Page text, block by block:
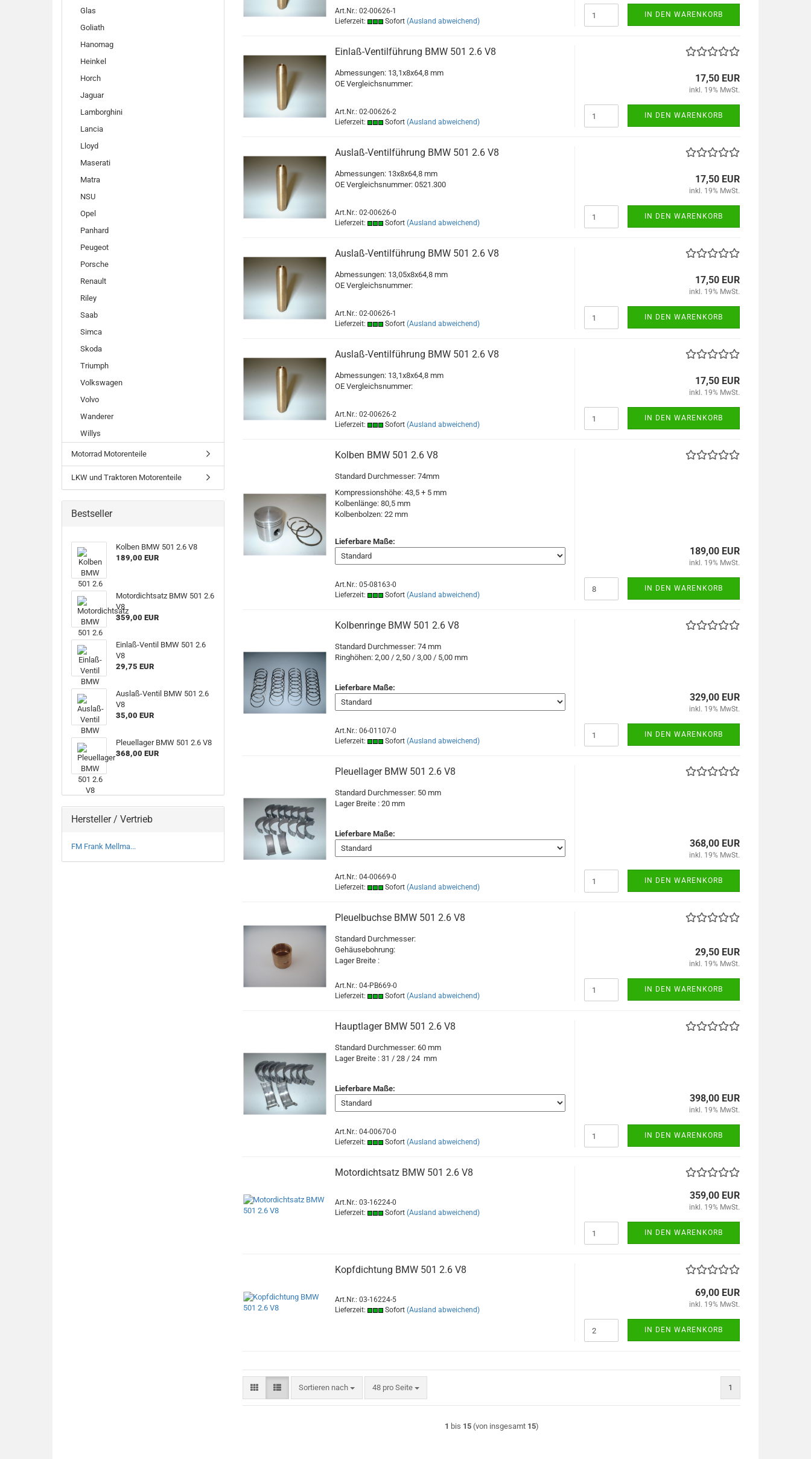
Art.Nr.: 02-00626-1
Lieferzeit:
Sofort (Ausland abweichend)
IN DEN WARENKORB
Einlaß-Ventilführung BMW 501 2.6 V8
Abmessungen: 13,1x8x64,8 mm
OE Vergleichsnummer:
Art.Nr.: 02-00626-2
Lieferzeit:
Sofort (Ausland abweichend)
17,50 EUR
inkl. 19% MwSt.
IN DEN WARENKORB
Auslaß-Ventilführung BMW 501 2.6 V8
Abmessungen: 13x8x64,8 mm
OE Vergleichsnummer: 0521.300
Art.Nr.: 02-00626-0
Lieferzeit:
Sofort (Ausland abweichend)
17,50 EUR
inkl. 19% MwSt.
IN DEN WARENKORB
Auslaß-Ventilführung BMW 501 2.6 V8
Abmessungen: 13,05x8x64,8 mm
OE Vergleichsnummer:
Art.Nr.: 02-00626-1
Lieferzeit:
Sofort (Ausland abweichend)
17,50 EUR
inkl. 19% MwSt.
IN DEN WARENKORB
Auslaß-Ventilführung BMW 501 2.6 V8
Abmessungen: 13,1x8x64,8 mm
OE Vergleichsnummer:
Art.Nr.: 02-00626-2
Lieferzeit:
Sofort (Ausland abweichend)
17,50 EUR
inkl. 19% MwSt.
IN DEN WARENKORB
Kolben BMW 501 2.6 V8
Standard Durchmesser: 74mm
Kompressionshöhe: 43,5 + 5 mm
Kolbenlänge: 80,5 mm
Kolbenbolzen: 22 mm
Lieferbare Maße:
Art.Nr.: 05-08163-0
Lieferzeit:
Sofort (Ausland abweichend)
189,00 EUR
inkl. 19% MwSt.
IN DEN WARENKORB
Kolbenringe BMW 501 2.6 V8
Standard Durchmesser: 74 mm
Ringhöhen: 2,00 / 2,50 / 3,00 / 5,00 mm
Lieferbare Maße:
Art.Nr.: 06-01107-0
Lieferzeit:
Sofort (Ausland abweichend)
329,00 EUR
inkl. 19% MwSt.
IN DEN WARENKORB
Pleuellager BMW 501 2.6 V8
Standard Durchmesser: 50 mm
Lager Breite : 20 mm
Lieferbare Maße:
Art.Nr.: 04-00669-0
Lieferzeit:
Sofort (Ausland abweichend)
368,00 EUR
inkl. 19% MwSt.
IN DEN WARENKORB
Pleuelbuchse BMW 501 2.6 V8
Standard Durchmesser:
Gehäusebohrung:
Lager Breite :
Art.Nr.: 04-PB669-0
Lieferzeit:
Sofort (Ausland abweichend)
29,50 EUR
inkl. 19% MwSt.
IN DEN WARENKORB
Hauptlager BMW 501 2.6 V8
Standard Durchmesser: 60 mm
Lager Breite : 31 / 28 / 24 mm
Lieferbare Maße:
Art.Nr.: 04-00670-0
Lieferzeit:
Sofort (Ausland abweichend)
398,00 EUR
inkl. 19% MwSt.
IN DEN WARENKORB
Motordichtsatz BMW 501 2.6 V8
Art.Nr.: 03-16224-0
Lieferzeit:
Sofort (Ausland abweichend)
359,00 EUR
inkl. 19% MwSt.
IN DEN WARENKORB
Kopfdichtung BMW 501 2.6 V8
Art.Nr.: 03-16224-5
Lieferzeit:
Sofort (Ausland abweichend)
69,00 EUR
inkl. 19% MwSt.
IN DEN WARENKORB
Sortieren nach
Sortieren nach 48 pro Seite
pro Seite 1
1 bis 15(von insgesamt 15)
Glas
Goliath
Hanomag
Heinkel
Horch
Jaguar
Lamborghini
Lancia
Lloyd
Maserati
Matra
NSU
Opel
Panhard
Peugeot
Porsche
Renault
Riley
Saab
Simca
Skoda
Triumph
Volkswagen
Volvo
Wanderer
Willys
Motorrad Motorenteile
LKW und Traktoren Motorenteile
Bestseller
Kolben BMW 501 2.6 V8
189,00 EUR
Motordichtsatz BMW 501 2.6
V8
359,00 EUR
Einlaß-Ventil BMW 501 2.6
V8
29,75 EUR
Auslaß-Ventil BMW 501 2.6
V8
35,00 EUR
Pleuellager BMW 501 2.6 V8
368,00 EUR
Hersteller / Vertrieb
FM Frank Mellma...